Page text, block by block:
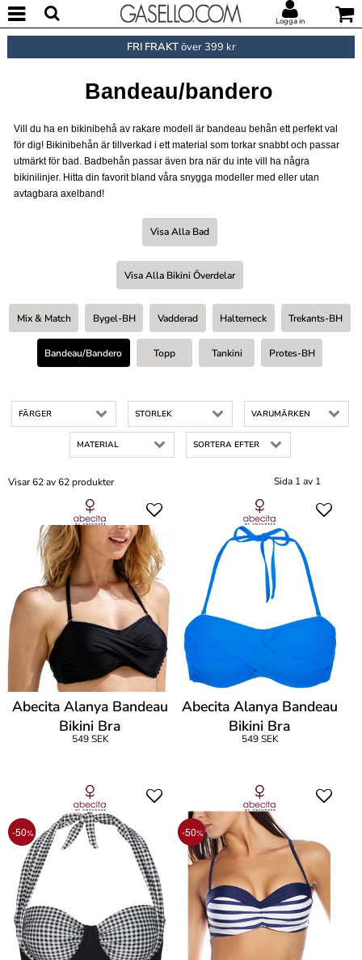
Logga in
FRI FRAKTöver 399 kr
Bandeau/bandero
Vill du ha en bikinibehå av rakare modell är bandeau behån ett perfekt val
för dig! Bikinibehån är tillverkad i ett material som torkar snabbt och passar
utmärkt för bad. Badbehån passar även bra när du inte vill ha några
bikinilinjer. Hitta din favorit bland våra snygga modeller med eller utan
avtagbara axelband!
Visa Alla Bad
Visa Alla Bikini Överdelar
Mix & Match Bygel-BH Vadderad Halterneck Trekants-BH
Bandeau/bandero Topp Tankini Protes-BH
FÄRGER STORLEK VARUMÄRKEN
MATERIAL SORTERA EFTER
Sida 1 av 1
Visar 62 av 62 produkter
Abecita Alanya Bandeau
Bikini Bra
549 SEK
Abecita Alanya Bandeau
Bikini Bra
549 SEK
-50% -50%